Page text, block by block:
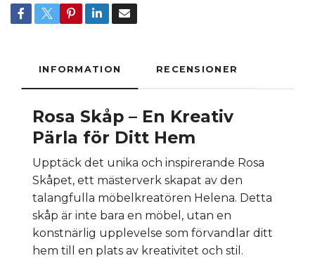
INFORMATION RECENSIONER
Rosa Skåp – En Kreativ
Pärla för Ditt Hem
Upptäck det unika och inspirerande Rosa
Skåpet, ett mästerverk skapat av den
talangfulla möbelkreatören Helena. Detta
skåp är inte bara en möbel, utan en
konstnärlig upplevelse som förvandlar ditt
hem till en plats av kreativitet och stil.